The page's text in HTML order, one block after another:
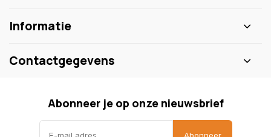
Informatie
Contactgegevens
Abonneer je op onze nieuwsbrief